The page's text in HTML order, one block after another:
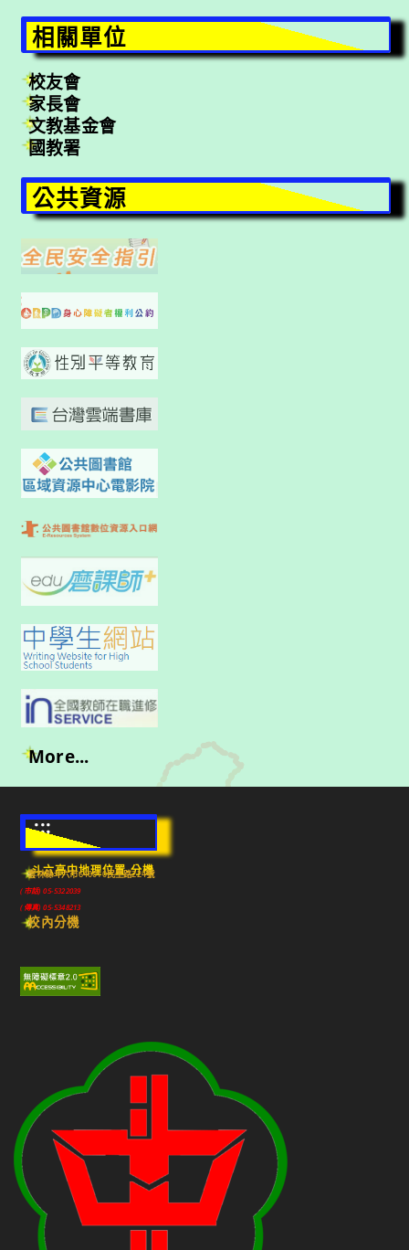
相關單位
校友會
家長會
文教基金會
國教署
公共資源
More...
:::
斗六高中地理位置-分機
雲林縣斗六市640010民生路224號
(市話) 05-5322039
(傳真) 05-5348213
校內分機